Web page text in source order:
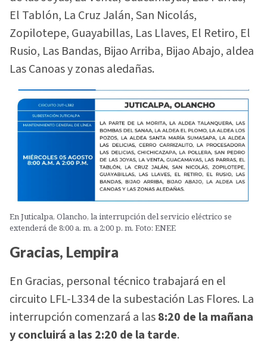
El Tablón, La Cruz Jalán, San Nicolás,
Zopilotepe, Guayabillas, Las Llaves, El Retiro, El
Rusio, Las Bandas, Bijao Arriba, Bijao Abajo, aldea
Las Canoas y zonas aledañas.
En Juticalpa, Olancho, la interrupción del servicio eléctrico se
extenderá de 8:00 a. m. a 2:00 p. m. Foto: ENEE
Gracias, Lempira
En Gracias, personal técnico trabajará en el
circuito LFL-L334 de la subestación Las Flores. La
interrupción comenzará a las8:20 de la mañana
y concluirá a las 2:20 de la tarde.